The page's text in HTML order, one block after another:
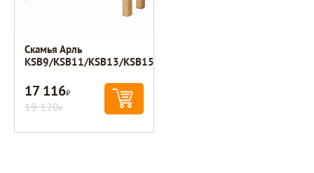
Скамья Арль
KSB9/KSB11/KSB13/KSB15
17 116Р
19 120Р